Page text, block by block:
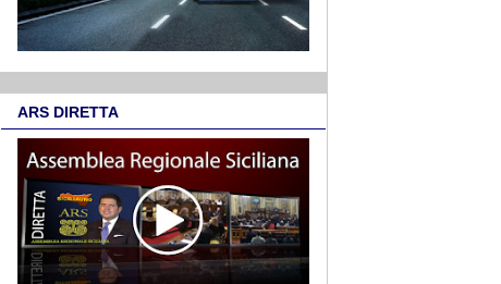
ARS DIRETTA